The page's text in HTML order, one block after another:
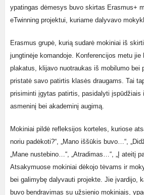
ypatingas dėmesys buvo skirtas Erasmus+
eTwinning projektui, kuriame dalyvavo
Erasmus grupė, kurią sudarė mokiniai iš
jungtinėje komandoje. Konferencijos metu jie
plakatus, klijavo nuotraukas iš mobilumo bei
pristatė savo patirtis klasės draugams. Tai
prisiminti įgytas patirtis, pasidalyti įspūdžiais
asmeninį bei akademinį augimą.
Mokiniai pildė refleksijos korteles, kuriose
noriu padėkoti?“, „Mano iššūkis buvo…“,
„Mane nustebino…“, „Atradimas…“, „Į ateitį
Atsakymuose mokiniai dėkojo tėvams ir
bei galimybę dalyvauti projekte. Jie įvardijo,
buvo bendravimas su užsienio mokiniais,